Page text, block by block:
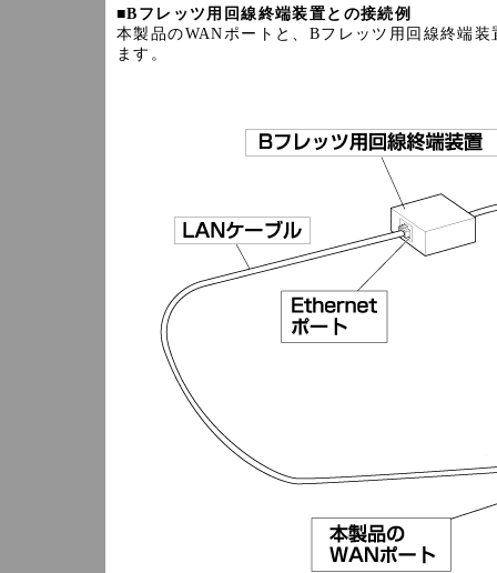
■Bフレッツ用回線終端装置との接続例
本製品のWANポートと、Bフレッツ用回線終端
ます。